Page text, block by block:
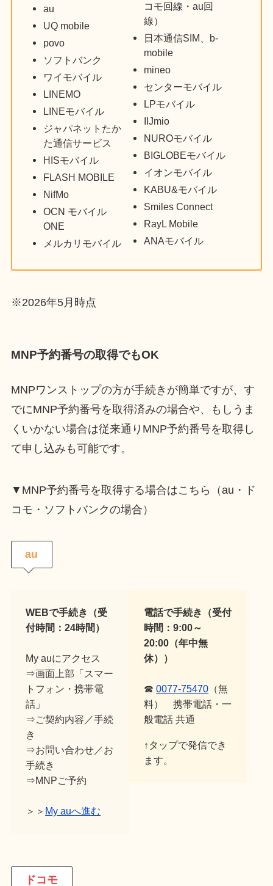
au
UQ mobile
povo
ソフトバンク
ワイモバイル
LINEMO
LINEモバイル
ジャパネットたか
た通信サービス
HISモバイル
FLASH MOBILE
NifMo
OCN モバイル
ONE
メルカリモバイル
コモ回線・au回
線）
日本通信SIM、b-
mobile
mineo
センターモバイル
LPモバイル
IIJmio
NUROモバイル
BIGLOBEモバイル
イオンモバイル
KABU&モバイル
Smiles Connect
RayL Mobile
ANAモバイル
※2026年5月時点
MNP予約番号の取得でもOK
MNPワンストップの方が手続きが簡単ですが、す
でにMNP予約番号を取得済みの場合や、もしうま
くいかない場合は従来通りMNP予約番号を取得し
て申し込みも可能です。
▼MNP予約番号を取得する場合はこちら（au・ド
コモ・ソフトバンクの場合）
au
WEBで手続き（受
付時間：24時間）
My auにアクセス
⇒画面上部「スマー
トフォン・携帯電
話」
⇒ご契約内容／手続
き
⇒お問い合わせ／お
手続き
⇒MNPご予約
＞＞ My auへ進む
電話で手続き（受付
時間：9:00～
20:00（年中無
休））
☎0077-75470 （無
料） 携帯電話・一
般電話 共通
↑タップで発信でき
ます。
ドコモ